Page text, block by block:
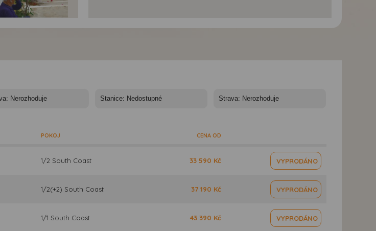
POKOJ CENA OD
1/2 South Coast 33 590 Kč VYPRODÁNO
1/2(+2) South Coast 37 190 Kč VYPRODÁNO
1/1 South Coast 43 390 Kč VYPRODÁNO